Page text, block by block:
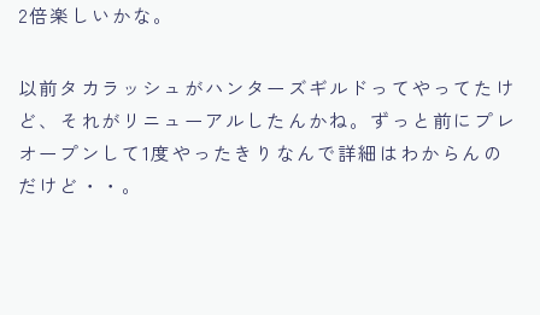
2倍楽しいかな。
以前タカラッシュがハンターズギルドってやってたけ
ど、それがリニューアルしたんかね。ずっと前にプレ
オープンして1度やったきりなんで詳細はわからんの
だけど・・。